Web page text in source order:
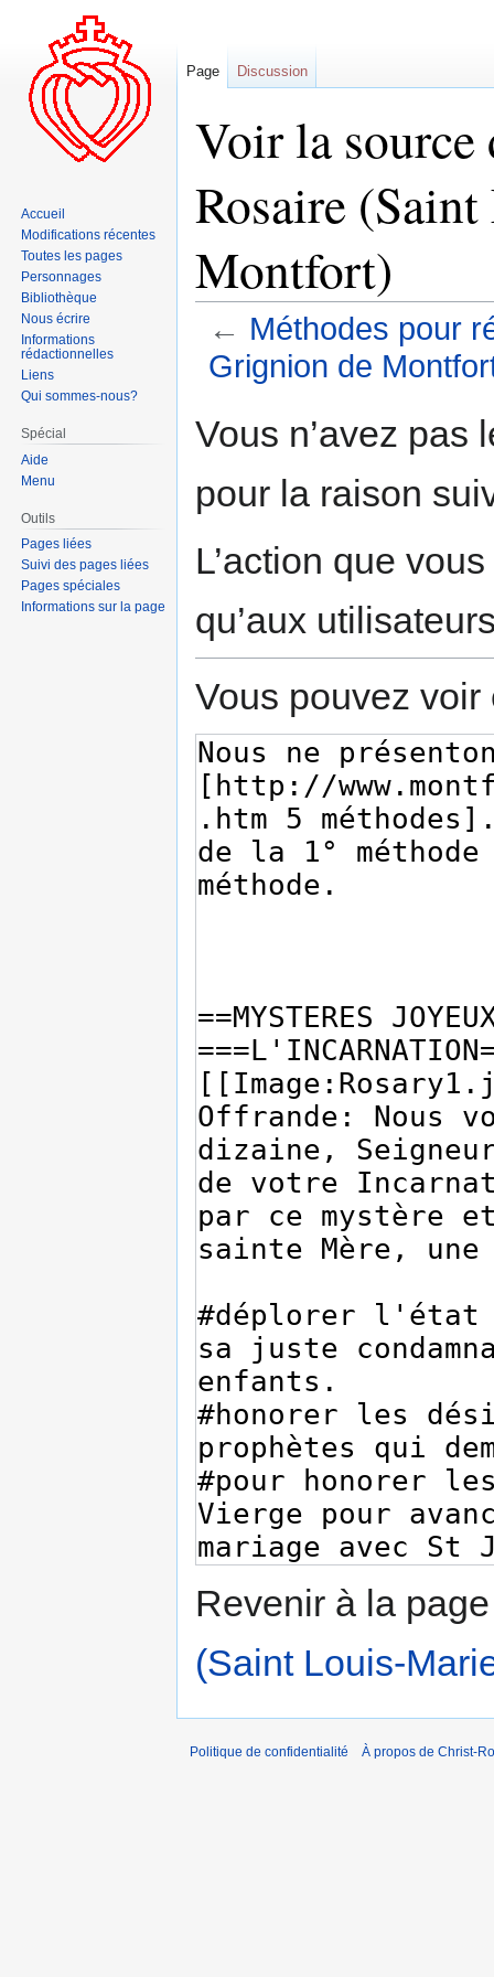
Voir la source
Rosaire
Montfort)
← Méthodes pour
Grignion de
à
navigation
à
recherche
Vous n’avez pas
pour la raison
L’action que
qu’aux
Vous pouvez
Revenir à la
(Saint Louis-
Page Discussion
Accueil
Modifications récentes
Toutes les pages
Personnages
Bibliothèque
Nous écrire
Informations
rédactionnelles
Liens
Qui sommes-nous?
Spécial
Aide
Menu
Outils
Pages liées
Suivi des pages liées
Pages spéciales
Informations sur la page
Politique de confidentialité À propos de Christ-